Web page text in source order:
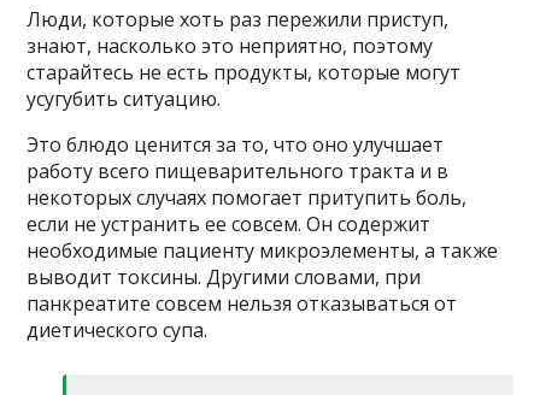
Люди, которые хоть раз пережили приступ,
знают, насколько это неприятно, поэтому
старайтесь не есть продукты, которые могут
усугубить ситуацию.
Это блюдо ценится за то, что оно улучшает
работу всего пищеварительного тракта и в
некоторых случаях помогает притупить боль,
если не устранить ее совсем. Он содержит
необходимые пациенту микроэлементы, а также
выводит токсины. Другими словами, при
панкреатите совсем нельзя отказываться от
диетического супа.